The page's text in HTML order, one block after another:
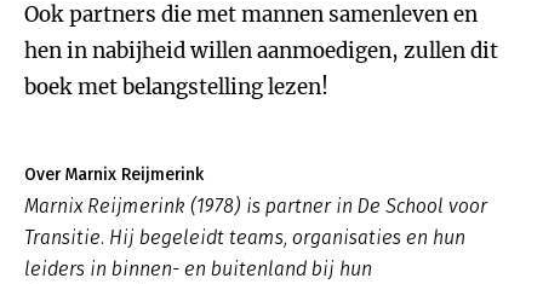
Ook partners die met mannen samenleven en
hen in nabijheid willen aanmoedigen, zullen dit
boek met belangstelling lezen!
Over Marnix Reijmerink
Marnix Reijmerink (1978) is partner in De School voor
Transitie. Hij begeleidt teams, organisaties en hun
leiders in binnen- en buitenland bij hun